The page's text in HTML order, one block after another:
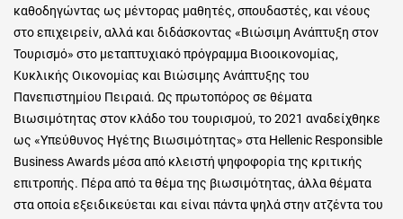
καθοδηγώντας ως μέντορας μαθητές, σπουδαστές, και νέους
στο επιχειρείν, αλλά και διδάσκοντας «Βιώσιμη Ανάπτυξη στον
Τουρισμό» στο μεταπτυχιακό πρόγραμμα Βιοoικονομίας,
Κυκλικής Οικονομίας και Βιώσιμης Ανάπτυξης του
Πανεπιστημίου Πειραιά. Ως πρωτοπόρος σε θέματα
Βιωσιμότητας στον κλάδο του τουρισμού, το 2021 αναδείχθηκε
ως «Υπεύθυνος Ηγέτης Βιωσιμότητας» στα Hellenic Responsible
BusinessAwards μέσα από κλειστή ψηφοφορία της κριτικής
επιτροπής. Πέρα από τα θέμα της βιωσιμότητας, άλλα θέματα
στα οποία εξειδικεύεται και είναι πάντα ψηλά στην ατζέντα του